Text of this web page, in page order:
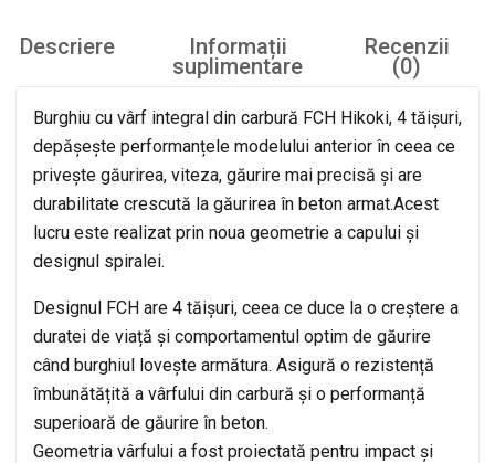
Descriere Informații
suplimentare
Recenzii
(0)
Burghiu cu vârf integral din carbură FCH Hikoki, 4 tăișuri,
depășește performanțele modelului anterior în ceea ce
privește găurirea, viteza, găurire mai precisă și are
durabilitate crescută la găurirea în beton armat.Acest
lucru este realizat prin noua geometrie a capului și
designul spiralei.
Designul FCH are 4 tăișuri, ceea ce duce la o creștere a
duratei de viață și comportamentul optim de găurire
când burghiul lovește armătura. Asigură o rezistență
îmbunătățită a vârfului din carbură și o performanță
superioară de găurire în beton.
Geometria vârfului a fost proiectată pentru impact și